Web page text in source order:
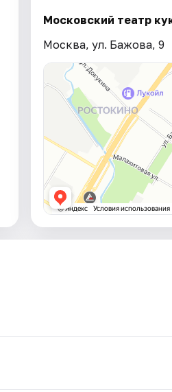
Московский театр
Москва, ул. Бажова, 9